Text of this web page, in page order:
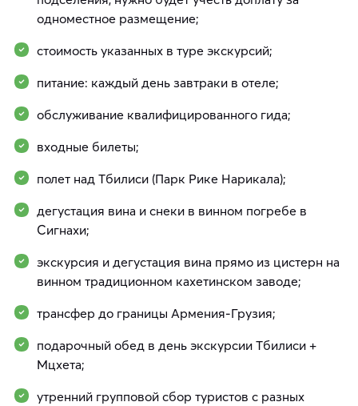
одноместное размещение;
стоимость указанных в туре экскурсий;
питание: каждый день завтраки в отеле;
обслуживание квалифицированного гида;
входные билеты;
полет над Тбилиси (Парк Рике Нарикала);
дегустация вина и снеки в винном погребе в
Сигнахи;
экскурсия и дегустация вина прямо из цистерн на
винном традиционном кахетинском заводе;
трансфер до границы Армения-Грузия;
подарочный обед в день экскурсии Тбилиси +
Мцхета;
утренний групповой сбор туристов с разных